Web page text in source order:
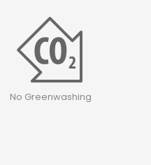
No Greenwashing